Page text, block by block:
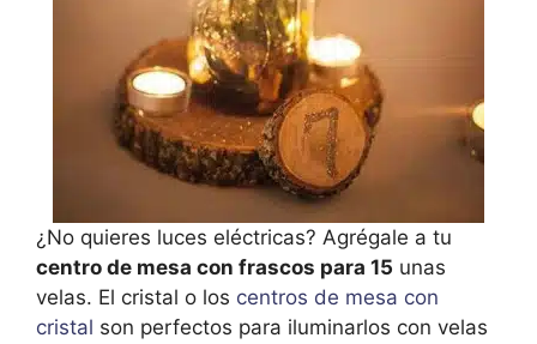
¿No quieres luces eléctricas? Agrégale a tu
centro de mesa con frascos para 15 unas
velas. El cristal o los centros de mesa con
cristal son perfectos para iluminarlos con velas